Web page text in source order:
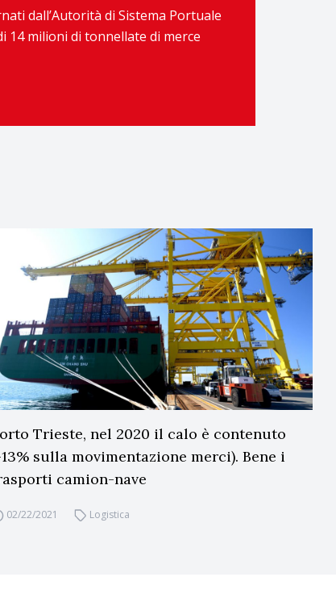
dall’Autorità di Sistema Portuale
milioni di tonnellate di merce
Trieste, nel 2020 il calo è contenuto
sulla movimentazione merci). Bene i
camion-nave
02/22/2021 Logistica